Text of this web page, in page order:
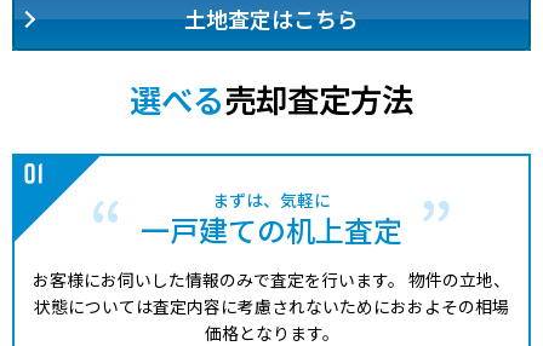
土地査定はこちら
選べる売却査定方法
まずは、気軽に
一戸建ての机上査定
お客様にお伺いした情報のみで査定を行います。 物件の立地、
状態については査定内容に考慮されないためにおおよその相場
価格となります。